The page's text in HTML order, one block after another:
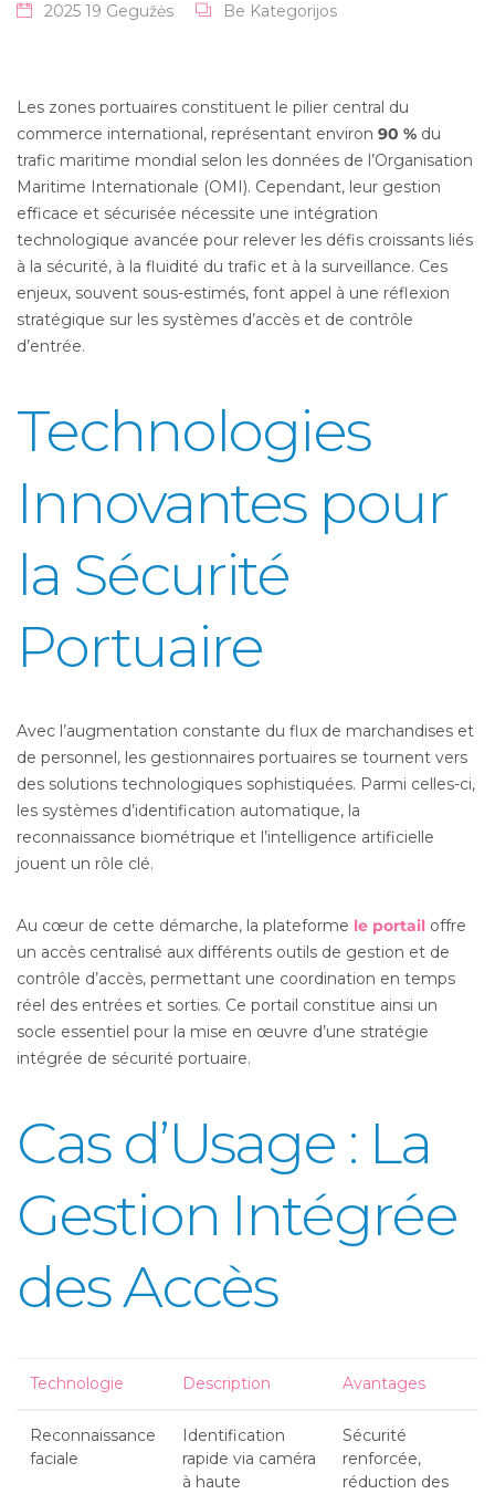
2025 19 Gegužės Be Kategorijos
Les zones portuaires constituent le pilier central du
commerce international, représentant environ 90 % du
trafic maritime mondial selon les données de l’Organisation
Maritime Internationale (OMI). Cependant, leur gestion
efficace et sécurisée nécessite une intégration
technologique avancée pour relever les défis croissants liés
à la sécurité, à la fluidité du trafic et à la surveillance. Ces
enjeux, souvent sous-estimés, font appel à une réflexion
stratégique sur les systèmes d’accès et de contrôle
d’entrée.
Technologies
Innovantes pour
la Sécurité
Portuaire
Avec l’augmentation constante du flux de marchandises et
de personnel, les gestionnaires portuaires se tournent vers
des solutions technologiques sophistiquées. Parmi celles-ci,
les systèmes d’identification automatique, la
reconnaissance biométrique et l’intelligence artificielle
jouent un rôle clé.
Au cœur de cette démarche, la plateforme le portail offre
un accès centralisé aux différents outils de gestion et de
contrôle d’accès, permettant une coordination en temps
réel des entrées et sorties. Ce portail constitue ainsi un
socle essentiel pour la mise en œuvre d’une stratégie
intégrée de sécurité portuaire.
Cas d’Usage : La
Gestion Intégrée
des Accès
Technologie Description Avantages
Reconnaissance
faciale
Identification
rapide via caméra
à haute
Sécurité
renforcée,
réduction des